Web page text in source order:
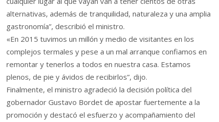
alternativas, además de tranquilidad, naturaleza y una amplia
gastronomía”, describió el ministro.
«En 2015 tuvimos un millón y medio de visitantes en los
complejos termales y pese a un mal arranque confiamos en
remontar y tenerlos a todos en nuestra casa. Estamos
plenos, de pie y ávidos de recibirlos”, dijo.
Finalmente, el ministro agradeció la decisión política del
gobernador Gustavo Bordet de apostar fuertemente a la
promoción y destacó el esfuerzo y acompañamiento del